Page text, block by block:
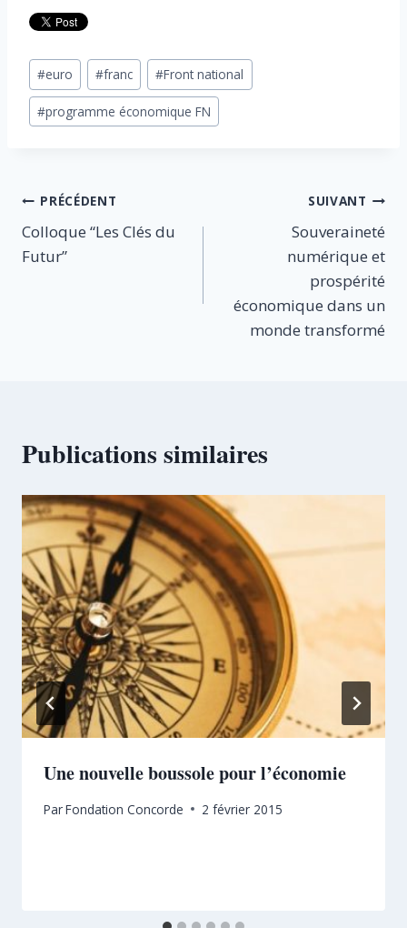
Étiquettes
de
la
#euro #franc #Front national
#programme économique FN
Navigation
de
PRÉCÉDENT
Colloque “Les Clés du
Futur”
SUIVANT
Souveraineté
numérique et
prospérité
économique dans un
monde transformé
Publications similaires
Une nouvelle boussole pour l’économie
ParFondation Concorde 2 février 2015